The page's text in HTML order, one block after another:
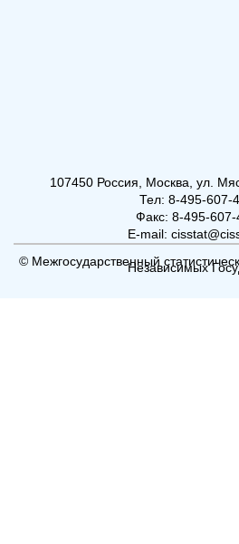
107450 Россия, Москва, ул.
Тел: 8-495-607-
Факс: 8-495-607-
E-mail:
© МежгосударственныйНезависимых